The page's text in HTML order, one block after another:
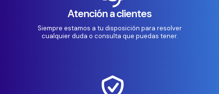
Atención a clientes
Siempre estamos a tu disposición para resolver
cualquier duda o consulta que puedas tener.